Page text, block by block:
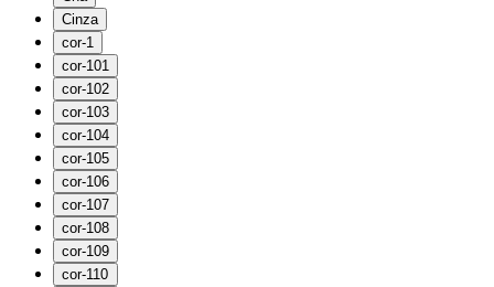
Cinza
cor-1
cor-101
cor-102
cor-103
cor-104
cor-105
cor-106
cor-107
cor-108
cor-109
cor-110